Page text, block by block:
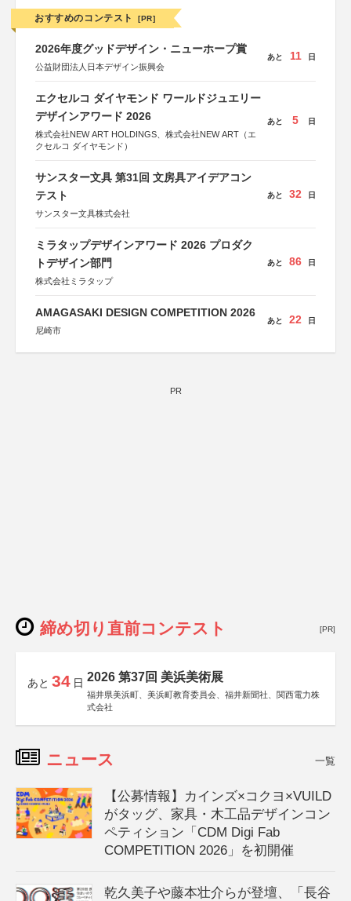
おすすめのコンテスト [PR]
2026年度グッドデザイン・ニューホープ賞
公益財団法人日本デザイン振興会
あと 11 日
エクセルコ ダイヤモンド ワールドジュエリー
デザインアワード 2026
株式会社NEW ART HOLDINGS、株式会社NEW ART（エ
クセルコ ダイヤモンド）
あと 5 日
サンスター文具 第31回 文房具アイデアコン
テスト
サンスター文具株式会社
あと 32 日
ミラタップデザインアワード 2026 プロダク
トデザイン部門
株式会社ミラタップ
あと 86 日
AMAGASAKI DESIGN COMPETITION 2026
尼崎市
あと 22 日
PR
締め切り直前コンテスト [PR]
あと 34 日 2026 第37回 美浜美術展
福井県美浜町、美浜町教育委員会、福井新聞社、関西電力株
式会社
ニュース 一覧
【公募情報】カインズ×コクヨ×VUILD
がタッグ、家具・木工品デザインコン
ペティション「CDM Digi Fab
COMPETITION 2026」を初開催
乾久美子や藤本壮介らが登壇、「長谷